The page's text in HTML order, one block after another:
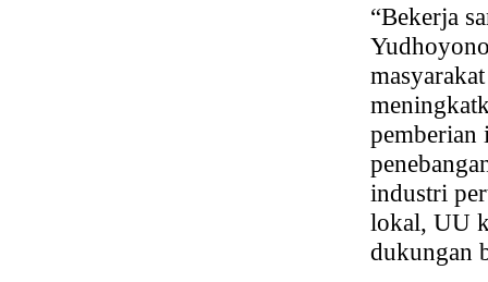
“Bekerja
pemberian
industri
lokal, UU
dukungan